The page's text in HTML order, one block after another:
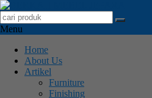
Menu
Home
About Us
Artikel
Furniture
Finishing